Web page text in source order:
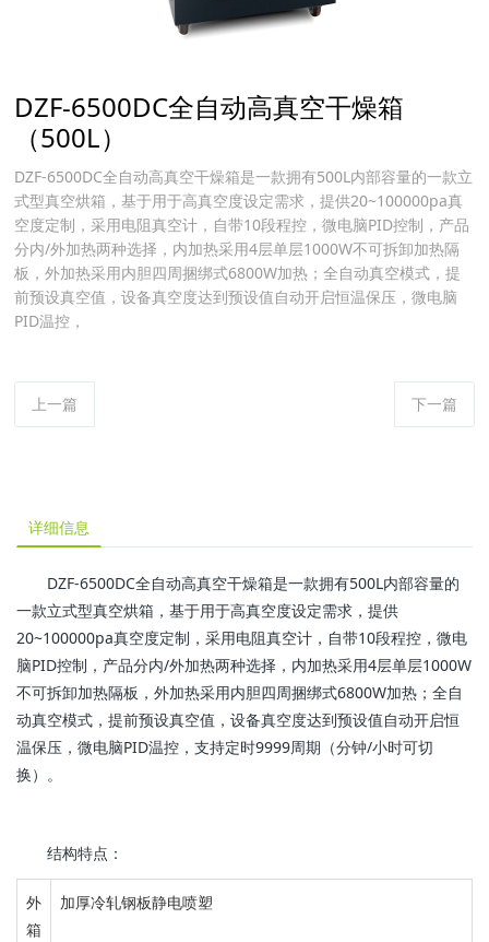
DZF-6500DC全自动高真空干燥箱
（500L）
DZF-6500DC全自动高真空干燥箱是一款拥有500L内部容量的一款立
式型真空烘箱，基于用于高真空度设定需求，提供20~100000pa真
空度定制，采用电阻真空计，自带10段程控，微电脑PID控制，产品
分内/外加热两种选择，内加热采用4层单层1000W不可拆卸加热隔
板，外加热采用内胆四周捆绑式6800W加热；全自动真空模式，提
前预设真空值，设备真空度达到预设值自动开启恒温保压，微电脑
PID温控，
上一篇 下一篇
详细信息
DZF-6500DC全自动高真空干燥箱是一款拥有500L内部容量的
一款立式型真空烘箱，基于用于高真空度设定需求，提供
20~100000pa真空度定制，采用电阻真空计，自带10段程控，微电
脑PID控制，产品分内/外加热两种选择，内加热采用4层单层1000W
不可拆卸加热隔板，外加热采用内胆四周捆绑式6800W加热；全自
动真空模式，提前预设真空值，设备真空度达到预设值自动开启恒
温保压，微电脑PID温控，支持定时9999周期（分钟/小时可切
换）。
结构特点：
外
箱
加厚冷轧钢板静电喷塑